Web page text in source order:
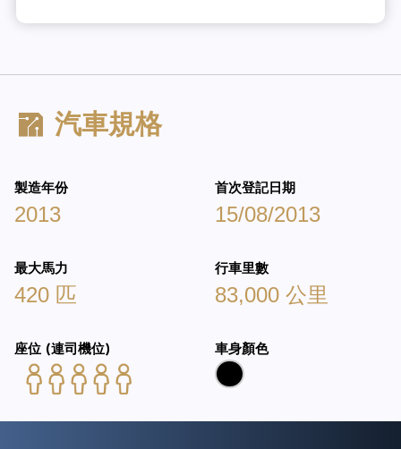
汽車規格
製造年份
2013
首次登記日期
15/08/2013
最大馬力
420 匹
行車里數
83,000 公里
座位 (連司機位) 車身顏色